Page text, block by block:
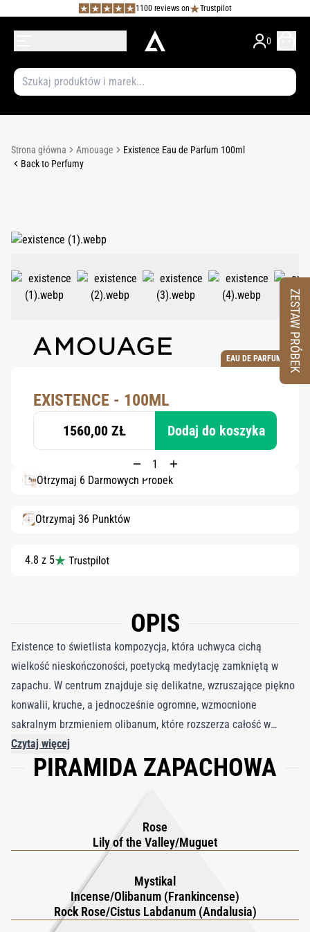
1100 reviews on Trustpilot
0
Strona główna Amouage
Existence Eau de Parfum 100ml
Back to Perfumy
EAU DE PARFUM
EXISTENCE - 100ML
1560,00 ZŁ Dodaj do koszyka
Otrzymaj 6 Darmowych Próbek
Otrzymaj 36 Punktów
4.8 z 5
OPIS
Existence to świetlista kompozycja, która uchwyca cichą
wielkość nieskończoności, poetycką medytację zamkniętą w
zapachu. W centrum znajduje się delikatne, wzruszające piękno
konwalii, kruche, a jednocześnie ogromne, wzmocnione
sakralnym brzmieniem olibanum, które rozszerza całość w
stronę niemal niebiańskiego wymiaru. Zwiewny akord
aldehydowy wnosi wrażenie nieskazitelnej bieli, jak światło
jej transcendencję w łagodności i elegancji. W bazie benzoes
oferuje subtelną, żywiczną słodycz, łącząc ulotny charakter
kompozycji z bogatą, złożoną rzeczywistością ziemi. Dzięki 20
procentowej koncentracji olejków i cierpliwemu,
czterotygodniowemu procesowi dojrzewania, dwa tygodnie
maceracji, a następnie dwa tygodnie maturacji, Existence
Czytaj więcej
PIRAMIDA ZAPACHOWA
Rose
Lily of the Valley/Muguet
Mystikal
Incense/Olibanum (Frankincense)
Rock Rose/Cistus Labdanum (Andalusia)
ZESTAW PRÓBEK